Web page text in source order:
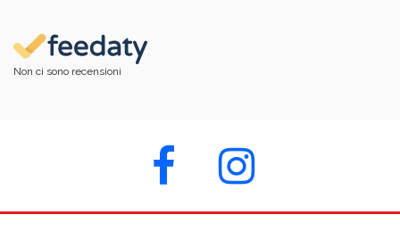
Non ci sono recensioni